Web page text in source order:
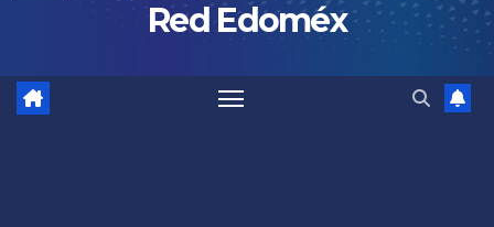
Red Edoméx